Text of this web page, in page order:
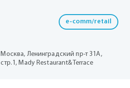
e-comm/retail
Москва, Ленинградский пр-т 31А,
стр.1, Mady Restaurant&Terrace